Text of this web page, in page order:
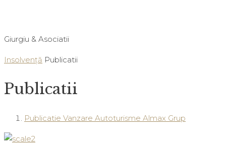
Giurgiu & Asociatii
Insolvenţă Publicatii
Publicatii
Publicatie Vanzare Autoturisme Almax Grup